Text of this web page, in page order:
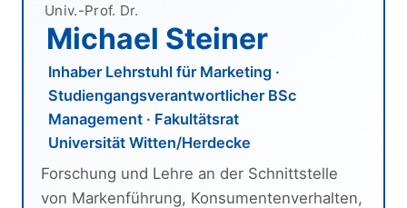
Univ.-Prof. Dr.
Michael Steiner
Inhaber Lehrstuhl für Marketing ·
Studiengangsverantwortlicher BSc
Management · Fakultätsrat
Universität Witten/Herdecke
Forschung und Lehre an der Schnittstelle
von Markenführung, Konsumentenverhalten,